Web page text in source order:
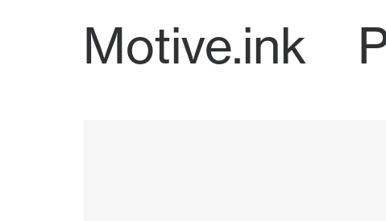
Motive.ink